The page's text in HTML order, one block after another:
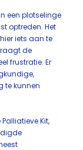
een plotselinge
optreden. Het
iets aan te
de
frustratie. Er
te kunnen
Kit,